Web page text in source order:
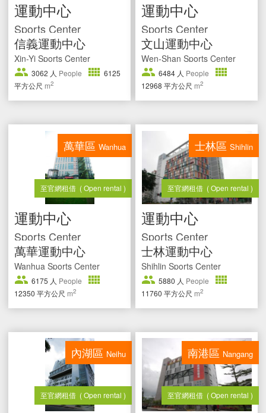
運動中心
Sports Center
信義運動中心
Xin-Yi Sports Center
3062 人 People
6125
平方公尺 m2
運動中心
Sports Center
文山運動中心
Wen-Shan Sports Center
6484 人 People
12968 平方公尺 m2
萬華區 Wanhua
至官網租借 ( Open rental )
運動中心
Sports Center
萬華運動中心
Wanhua Sports Center
6175 人 People
12350 平方公尺 m2
士林區 Shihlin
至官網租借 ( Open rental )
運動中心
Sports Center
士林運動中心
Shihlin Sports Center
5880 人 People
11760 平方公尺 m2
內湖區 Neihu
至官網租借 ( Open rental )
南港區 Nangang
至官網租借 ( Open rental )